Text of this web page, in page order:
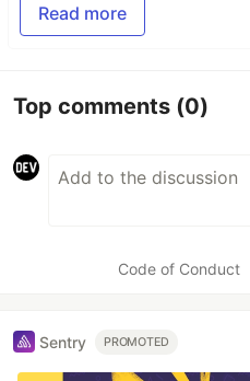
Read more
Top comments (0)
Code of Conduct
Sentry PROMOTED